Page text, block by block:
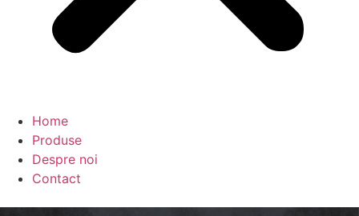
Home
Produse
Despre noi
Contact